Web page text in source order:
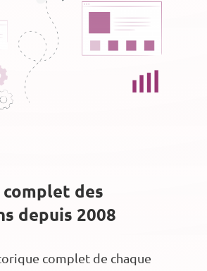
des
depuis 2008
complet de chaque